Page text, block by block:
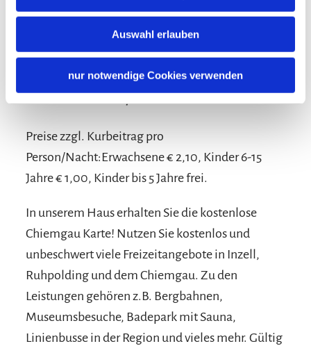
Auswahl erlauben
nur notwendige Cookies verwenden
Konditionen/Extras
Preise zzgl. Kurbeitrag pro
Person/Nacht:Erwachsene € 2,10, Kinder 6-15
Jahre € 1,00, Kinder bis 5 Jahre frei.
In unserem Haus erhalten Sie die kostenlose
Chiemgau Karte! Nutzen Sie kostenlos und
unbeschwert viele Freizeitangebote in Inzell,
Ruhpolding und dem Chiemgau. Zu den
Leistungen gehören z.B. Bergbahnen,
Museumsbesuche, Badepark mit Sauna,
Linienbusse in der Region und vieles mehr. Gültig